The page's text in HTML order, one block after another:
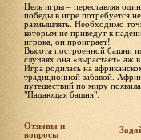
Цель игры – переставляя
победы в игре потребуется
размышлять. Необходимо
которым не приведут к
игрока, он проиграет!
Высота построенной башни
случаях она «вырастает» аж
Игра родилась на
традиционной забавой.
путешествий по миру
"Падающая башня".
Отзывы и
вопросы